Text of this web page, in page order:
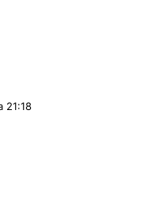
21:18